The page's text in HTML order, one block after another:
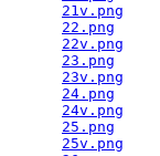
21v.png
22.png
22v.png
23.png
23v.png
24.png
24v.png
25.png
25v.png